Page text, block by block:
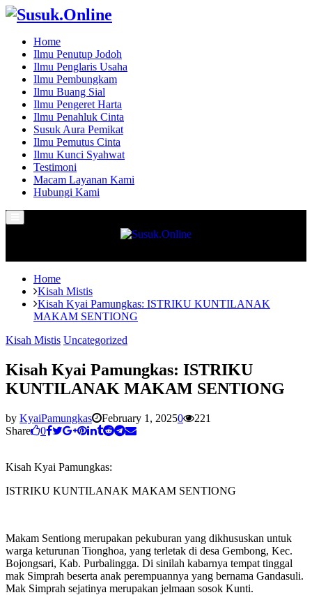
Home
Ilmu Penutup Jodoh
Ilmu Penglaris Usaha
Ilmu Pembungkam
Ilmu Buang Sial
Ilmu Pengeret Harta
Ilmu Penahluk Cinta
Susuk Aura Pemikat
Ilmu Pemutus Cinta
Ilmu Kunci Syahwat
Testimoni
Macam Layanan Kami
Hubungi Kami
Menu
Home
Kisah Mistis
Kisah Kyai Pamungkas: ISTRIKU KUNTILANAK
MAKAM SENTIONG
Kisah Mistis Uncategorized
Kisah Kyai Pamungkas: ISTRIKU
KUNTILANAK MAKAM SENTIONG
by KyaiPamungkas February 1, 20250
221
Share
0
Kisah Kyai Pamungkas:
ISTRIKU KUNTILANAK MAKAM SENTIONG
Makam Sentiong merupakan pekuburan yang dikhususkan untuk
warga keturunan Tionghoa, yang terletak di desa Gembong, Kec.
Bojongsari, Kab. Purbalingga. Di sinilah kabarnya tempat tinggal
mak Simprah beserta anak perempuannya yang bernama Gandasuli.
Mak Simprah sejatinya merupakan jelmaan sosok Kunti.